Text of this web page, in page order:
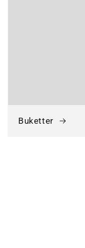
Buketter